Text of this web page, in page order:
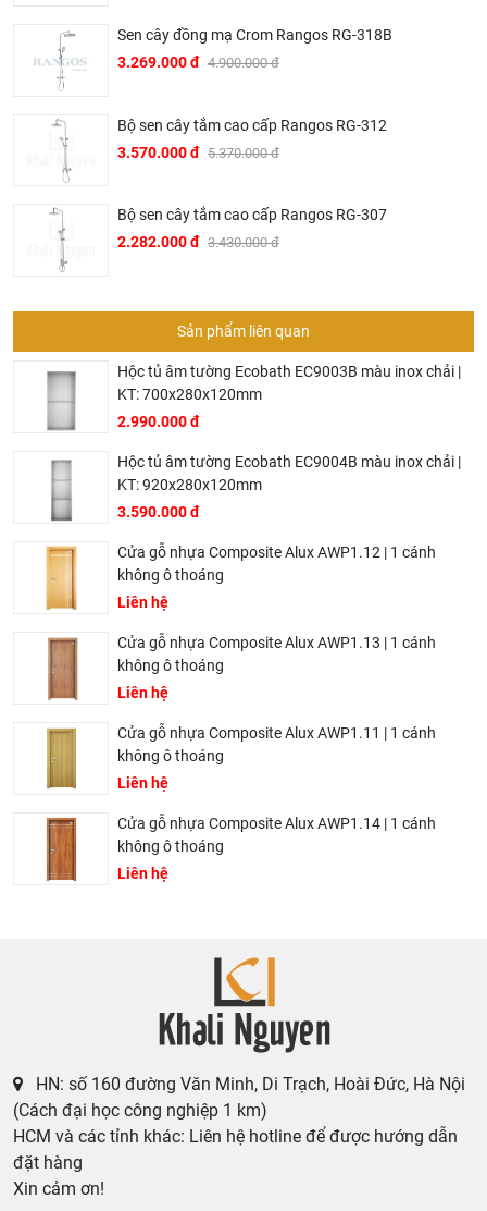
Sen cây đồng mạ Crom Rangos RG-318B
3.269.000 đ 4.900.000 đ
Bộ sen cây tắm cao cấp Rangos RG-312
3.570.000 đ 5.370.000 đ
Bộ sen cây tắm cao cấp Rangos RG-307
2.282.000 đ 3.430.000 đ
Sản phẩm liên quan
Hộc tủ âm tường Ecobath EC9003B màu inox chải |
KT: 700x280x120mm
2.990.000 đ
Hộc tủ âm tường Ecobath EC9004B màu inox chải |
KT: 920x280x120mm
3.590.000 đ
Cửa gỗ nhựa Composite Alux AWP1.12 | 1 cánh
không ô thoáng
Liên hệ
Cửa gỗ nhựa Composite Alux AWP1.13 | 1 cánh
không ô thoáng
Liên hệ
Cửa gỗ nhựa Composite Alux AWP1.11 | 1 cánh
không ô thoáng
Liên hệ
Cửa gỗ nhựa Composite Alux AWP1.14 | 1 cánh
không ô thoáng
Liên hệ
HN: số 160 đường Văn Minh, Di Trạch, Hoài Đức, Hà Nội
(Cách đại học công nghiệp 1 km)
HCM và các tỉnh khác: Liên hệ hotline để được hướng dẫn
đặt hàng
Xin cảm ơn!